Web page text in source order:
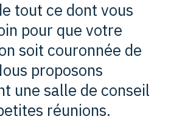
tout ce dont vous
pour que votre
soit couronnée de
proposons
une salle de conseil
réunions.